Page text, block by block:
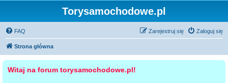
Torysamochodowe.pl
FAQ Zaloguj się
Zarejestruj się
Strona główna
Witaj na forum torysamochodowe.pl!